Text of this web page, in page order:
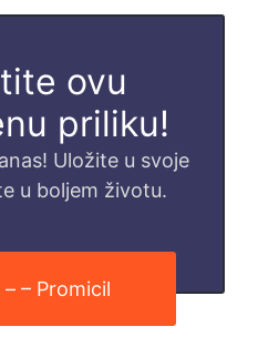
ovu
priliku!
Uložite u svoje
u boljem životu.
– Promicil